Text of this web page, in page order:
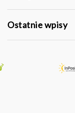
Ostatnie wpisy